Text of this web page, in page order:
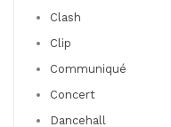
Clash
Clip
Communiqué
Concert
Dancehall